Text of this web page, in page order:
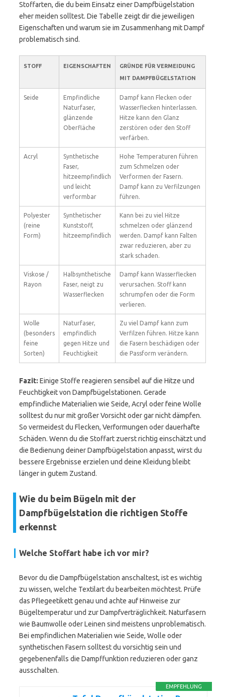
Stoffarten, die du beim Einsatz einer Dampfbügelstation
eher meiden solltest. Die Tabelle zeigt dir die jeweiligen
Eigenschaften und warum sie im Zusammenhang mit Dampf
problematisch sind.
STOFF EIGENSCHAFTEN
GRÜNDE FÜR VERMEIDUNG
MIT DAMPFBÜGELSTATION
Seide
Empfindliche
Naturfaser,
glänzende
Oberfläche
Dampf kann Flecken oder
Wasserflecken hinterlassen.
Hitze kann den Glanz
zerstören oder den Stoff
verfärben.
Acryl
Synthetische
Faser,
hitzeempfindlich
und leicht
verformbar
Hohe Temperaturen führen
zum Schmelzen oder
Verformen der Fasern.
Dampf kann zu Verfilzungen
führen.
Polyester
(reine
Form)
Synthetischer
Kunststoff,
hitzeempfindlich
Kann bei zu viel Hitze
schmelzen oder glänzend
werden. Dampf kann Falten
zwar reduzieren, aber zu
stark schaden.
Viskose /
Rayon
Halbsynthetische
Faser, neigt zu
Wasserflecken
Dampf kann Wasserflecken
verursachen. Stoff kann
schrumpfen oder die Form
verlieren.
Wolle
(besonders
feine
Sorten)
Naturfaser,
empfindlich
gegen Hitze und
Feuchtigkeit
Zu viel Dampf kann zum
Verfilzen führen. Hitze kann
die Fasern beschädigen oder
die Passform verändern.
Fazit: Einige Stoffe reagieren sensibel auf die Hitze und
Feuchtigkeit von Dampfbügelstationen. Gerade
empfindliche Materialien wie Seide, Acryl oder feine Wolle
solltest du nur mit großer Vorsicht oder gar nicht dämpfen.
So vermeidest du Flecken, Verformungen oder dauerhafte
Schäden. Wenn du die Stoffart zuerst richtig einschätzt und
die Bedienung deiner Dampfbügelstation anpasst, wirst du
bessere Ergebnisse erzielen und deine Kleidung bleibt
länger in gutem Zustand.
Wie du beim Bügeln mit der
Dampfbügelstation die richtigen Stoffe
erkennst
Welche Stoffart habe ich vor mir?
Bevor du die Dampfbügelstation anschaltest, ist es wichtig
zu wissen, welche Textilart du bearbeiten möchtest. Prüfe
das Pflegeetikett genau und achte auf Hinweise zur
Bügeltemperatur und zur Dampfverträglichkeit. Naturfasern
wie Baumwolle oder Leinen sind meistens unproblematisch.
Bei empfindlichen Materialien wie Seide, Wolle oder
synthetischen Fasern solltest du vorsichtig sein und
gegebenenfalls die Dampffunktion reduzieren oder ganz
ausschalten.
EMPFEHLUNG